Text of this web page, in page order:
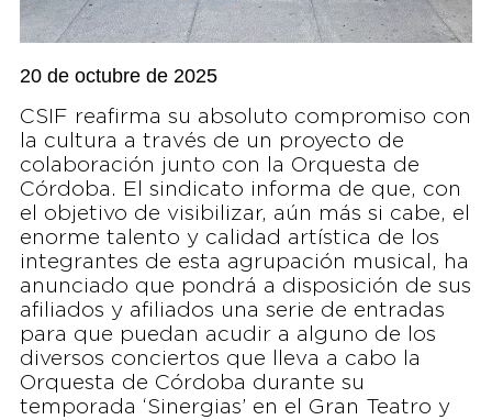
20 de octubre de 2025
CSIF reafirma su absoluto compromiso con
la cultura a través de un proyecto de
colaboración junto con la Orquesta de
Córdoba. El sindicato informa de que, con
el objetivo de visibilizar, aún más si cabe, el
enorme talento y calidad artística de los
integrantes de esta agrupación musical, ha
anunciado que pondrá a disposición de sus
afiliados y afiliados una serie de entradas
para que puedan acudir a alguno de los
diversos conciertos que lleva a cabo la
Orquesta de Córdoba durante su
temporada ‘Sinergias’ en el Gran Teatro y